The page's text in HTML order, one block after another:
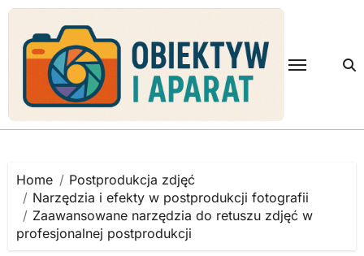
Skip
content
Home
Postprodukcja zdjęć
Narzędzia i efekty w postprodukcji fotografii
Zaawansowane narzędzia do retuszu zdjęć w
profesjonalnej postprodukcji